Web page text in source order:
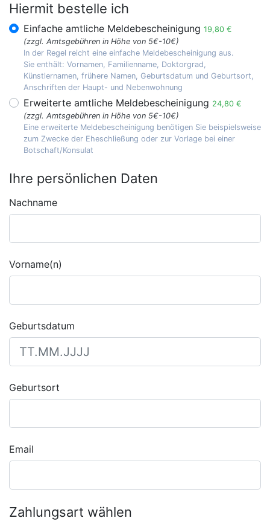
Hiermit bestelle ich
Einfache amtliche Meldebescheinigung 19,80 €
(zzgl. Amtsgebühren in Höhe von 5€-10€)
In der Regel reicht eine einfache Meldebescheinigung aus.
Sie enthält: Vornamen, Familienname, Doktorgrad,
Künstlernamen, frühere Namen, Geburtsdatum und Geburtsort,
Anschriften der Haupt- und Nebenwohnung
Erweiterte amtliche Meldebescheinigung 24,80 €
(zzgl. Amtsgebühren in Höhe von 5€-10€)
Eine erweiterte Meldebescheinigung benötigen Sie beispielsweise
zum Zwecke der Eheschließung oder zur Vorlage bei einer
Botschaft/Konsulat
Ihre persönlichen Daten
Nachname
Vorname(n)
Geburtsdatum
Geburtsort
Email
Zahlungsart wählen